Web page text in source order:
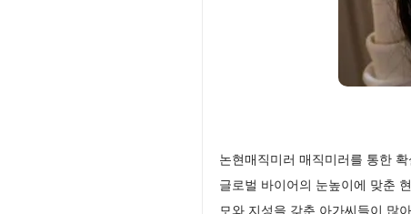
논현매직미러 매직미러를 통한
글로벌 바이어의 눈높이에 맞춘
모와 지성을 갖춘 아가씨들이 많